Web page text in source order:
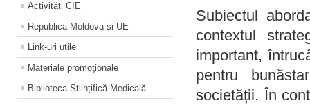
Activități CIE
Republica Moldova și UE
Link-uri utile
Materiale promoţionale
Biblioteca Științifică Medicală
Subiectul
contextul
important,
pentru
societății. În